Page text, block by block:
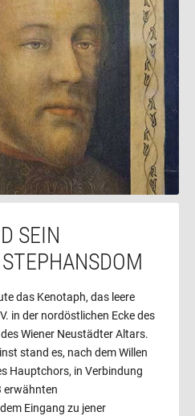
SEIN
das Kenotaph, das leere
in der nordöstlichen Ecke des
Wiener Neustädter Altars.
stand es, nach dem Willen
Hauptchors, in Verbindung
erwähnten
Eingang zu jener